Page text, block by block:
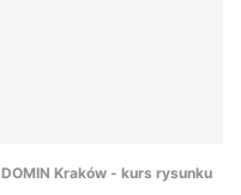
DOMIN Kraków - kurs rysunku